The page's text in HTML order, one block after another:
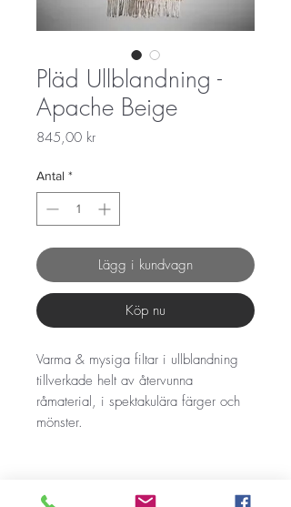
Pläd Ullblandning -
Apache Beige
845,00 krPris
Antal *
Lägg i kundvagn
Köp nu
Varma & mysiga filtar i ullblandning
tillverkade helt av återvunna
råmaterial, i spektakulära färger och
mönster.